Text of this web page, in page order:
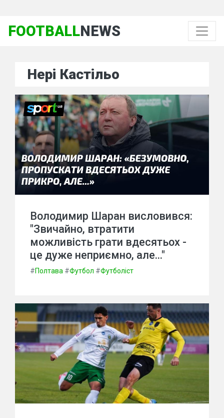
FOOTBALLNEWS
Нері Кастільо
Володимир Шаран висловився:
"Звичайно, втратити
можливість грати вдесятьох -
це дуже неприємно, але..."
#Полтава #Футбол #Футболіст